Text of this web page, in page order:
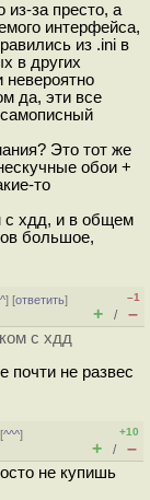
за престо, а
интерфейса,
из .ini в
в других
невероятно
да, эти все
Это тот же
обои +
то
с хдд, и в общем
большое,
] [ответить]
–1
+ / –
с хдд
почти не развес
^^^]
+10
+ / –
не купишь